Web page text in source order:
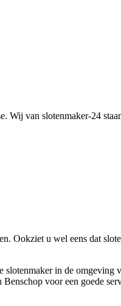
Wij van slotenmaker-24
Ookziet u wel eens dat
in de omgeving
voor een goede